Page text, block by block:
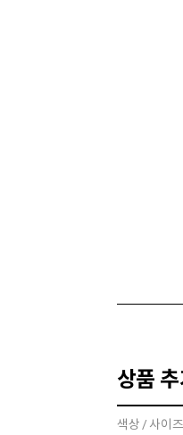
상품
색상 / 사이즈